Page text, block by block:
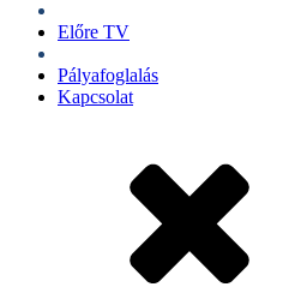
Előre TV
Pályafoglalás
Kapcsolat